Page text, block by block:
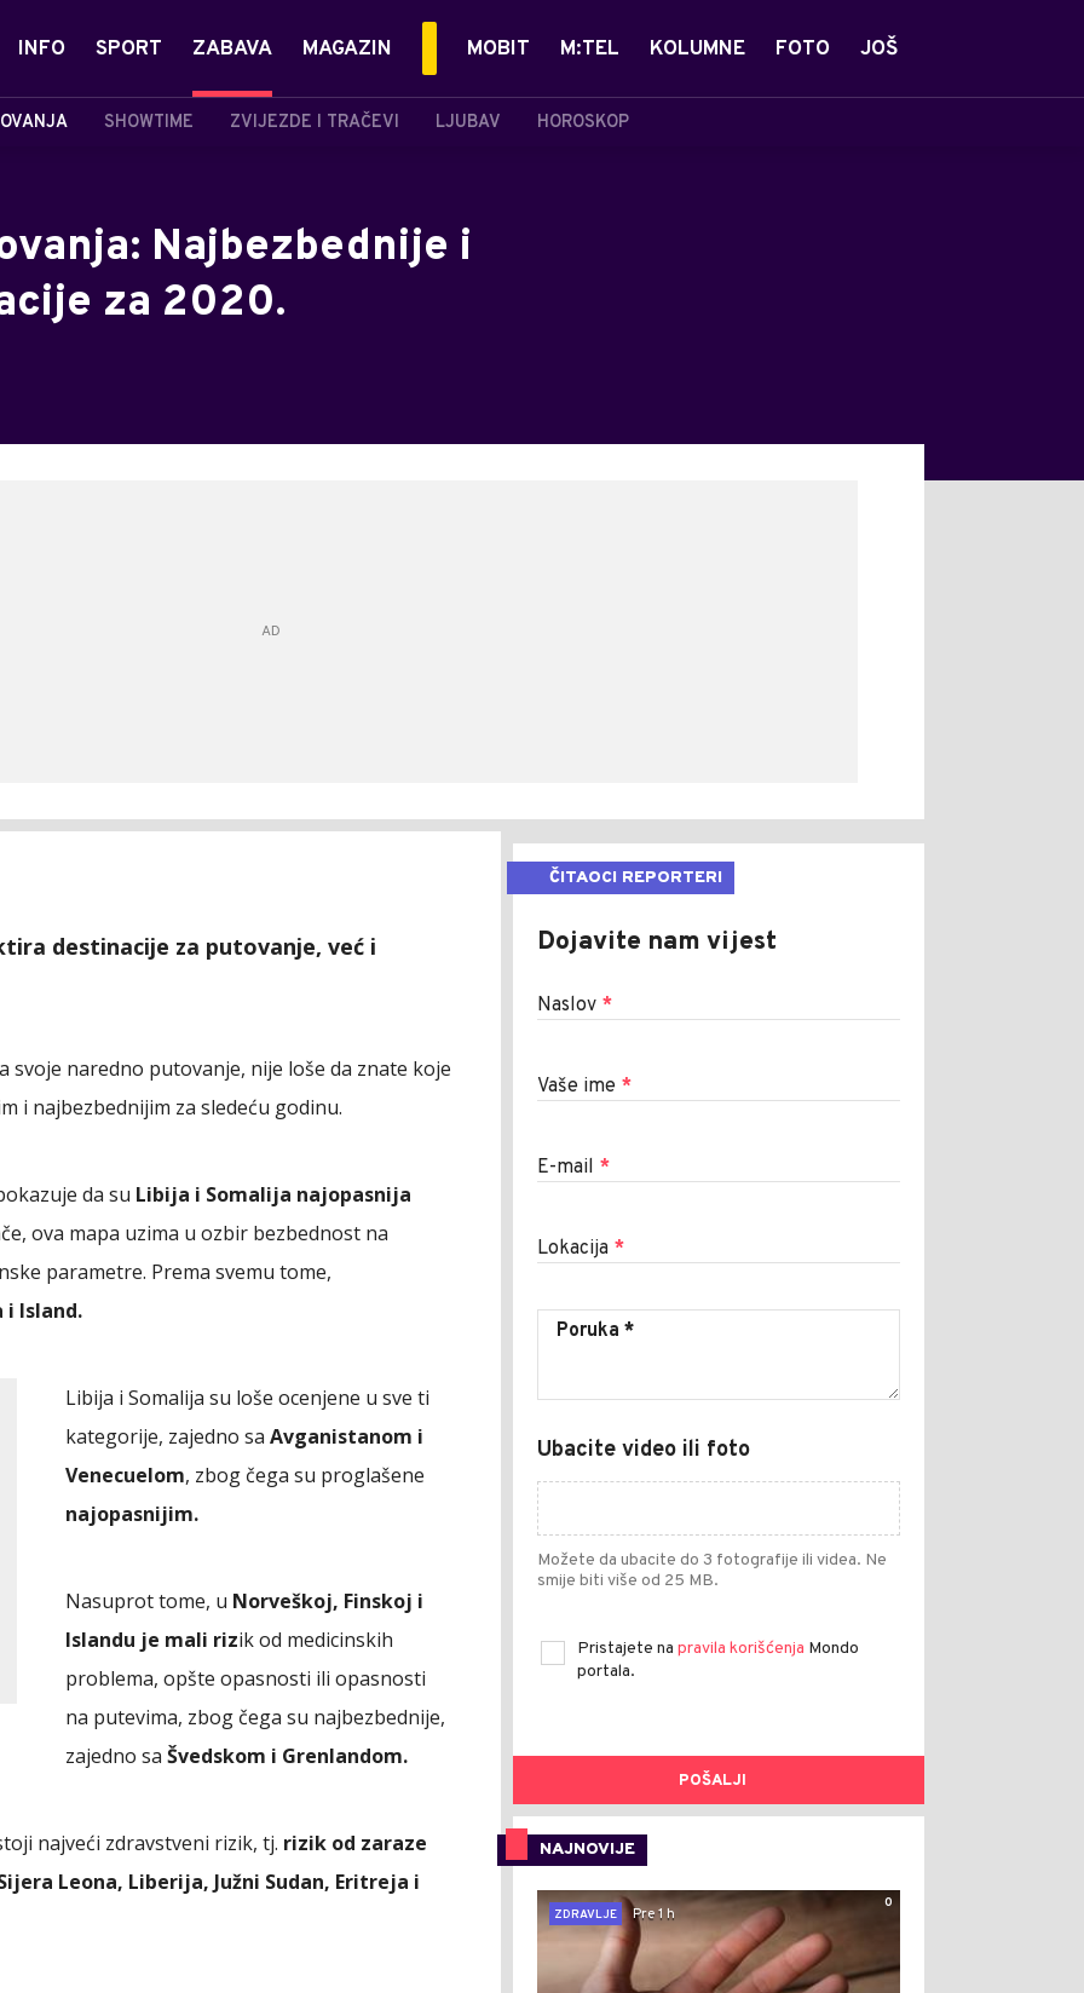
INFO SPORT ZABAVA
SHOWTIME ZVIJEZDE I TRAČEVI LJUBAV HOROSKOP
MAGAZIN MOBIT M:TEL KOLUMNE FOTO JOŠ
Najbezbednije i
za 2020.
destinacije za putovanje, već i
svoje naredno putovanje, nije loše da znate koje
i najbezbednijim za sledeću godinu.
da su Libija i Somalija najopasnija
ova mapa uzima u ozbir bezbednost na
parametre. Prema svemu tome,
i Island.
Libija i Somalija su loše ocenjene u sve ti
kategorije, zajedno sa Avganistanom i
Venecuelom, zbog čega su proglašene
najopasnijim.
Nasuprot tome, u Norveškoj, Finskoj i
Islandu je mali rizik od medicinskih
problema, opšte opasnosti ili opasnosti
na putevima, zbog čega su najbezbednije,
zajedno sa Švedskom i Grenlandom.
najveći zdravstveni rizik, tj. rizik od zaraze
Leona, Liberija, Južni Sudan, Eritreja i
ČITAOCI REPORTERI
Dojavite nam vijest
Naslov *
Vaše ime *
E-mail *
Lokacija *
Ubacite video ili foto
Možete da ubacite do 3 fotografije ili videa. Ne
smije biti više od 25 MB.
Pristajete na pravila korišćenja Mondo
portala.
POŠALJI
NAJNOVIJE
0
ZDRAVLJE
Pre 1 h